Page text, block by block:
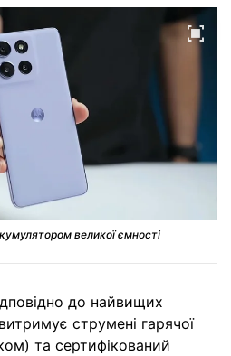
великої ємності
до найвищих
струмені гарячої
та сертифікований